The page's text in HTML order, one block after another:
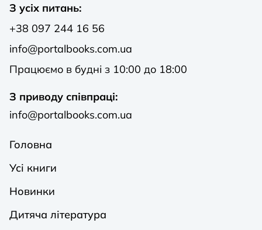
З усіх питань:
+38 097 244 16 56
info@portalbooks.com.ua
Працюємо в будні з 10:00 до 18:00
З приводу співпраці:
info@portalbooks.com.ua
Головна
Усі книги
Новинки
Дитяча література